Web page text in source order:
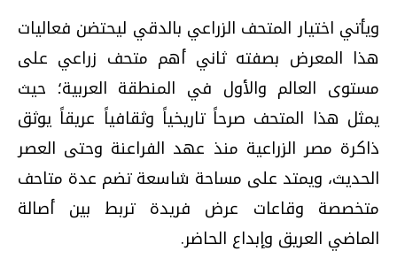
ويأتي اختيار المتحف الزراعي بالدقي ليحتضن فعاليات
هذا المعرض بصفته ثاني أهم متحف زراعي على
مستوى العالم والأول في المنطقة العربية؛ حيث
يمثل هذا المتحف صرحاً تاريخياً وثقافياً عريقاً يوثق
ذاكرة مصر الزراعية منذ عهد الفراعنة وحتى العصر
الحديث، ويمتد على مساحة شاسعة تضم عدة متاحف
متخصصة وقاعات عرض فريدة تربط بين أصالة
الماضي العريق وإبداع الحاضر.